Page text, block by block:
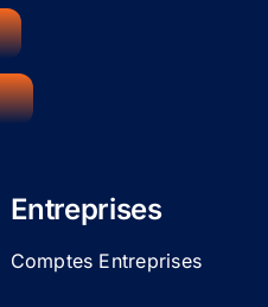
Entreprises
Comptes Entreprises